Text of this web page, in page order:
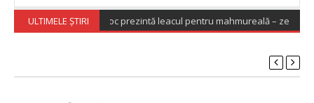
ULTIMELE ȘTIRI
la UNTOLD, Boc prezintă leacul pentru mahmureală – zeamă de